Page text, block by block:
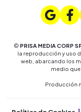
© PRISA MEDIA CORP
la reproducción y uso
web, abarcando los
medio que
Producción